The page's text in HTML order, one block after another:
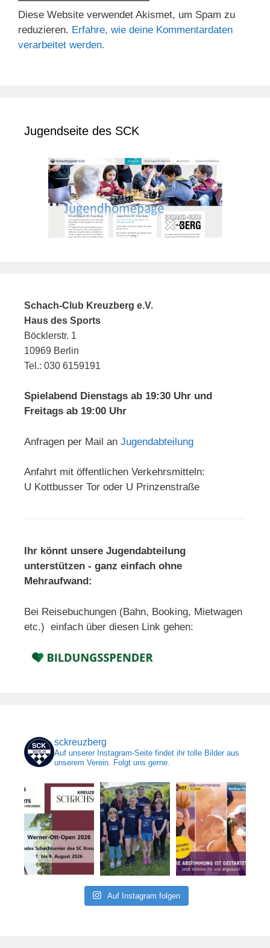
Diese Website verwendet Akismet, um Spam zu
reduzieren. Erfahre, wie deine Kommentardaten
verarbeitet werden.
Jugendseite des SCK
Schach-Club Kreuzberg e.V.
Haus des Sports
Böcklerstr. 1
10969 Berlin
Tel.: 030 6159191
Spielabend Dienstags ab 19:30 Uhr und
Freitags ab 19:00 Uhr
Anfragen per Mail an Jugendabteilung
Anfahrt mit öffentlichen Verkehrsmitteln:
U Kottbusser Tor oder U Prinzenstraße
Ihr könnt unsere Jugendabteilung
unterstützen - ganz einfach ohne
Mehraufwand:
Bei Reisebuchungen (Bahn, Booking, Mietwagen
etc.) einfach über diesen Link gehen:
sckreuzberg
Auf unserer Instagram-Seite findet ihr tolle Bilder aus
unserem Verein. Folgt uns gerne.
Auf Instagram folgen